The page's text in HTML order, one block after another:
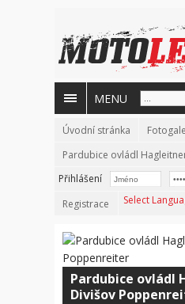
MENU
Úvodní stránka
Pardubice ovládl
Přihlášení
Registrace
Select
Pardubice ovládl
Divišov